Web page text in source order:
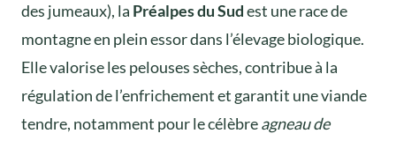
des jumeaux), la Préalpes du Sudest une race de
montagne en plein essor dans l’élevage biologique.
Elle valorise les pelouses sèches, contribue à la
régulation de l’enfrichement et garantit une viande
tendre, notamment pour le célèbreagneau de